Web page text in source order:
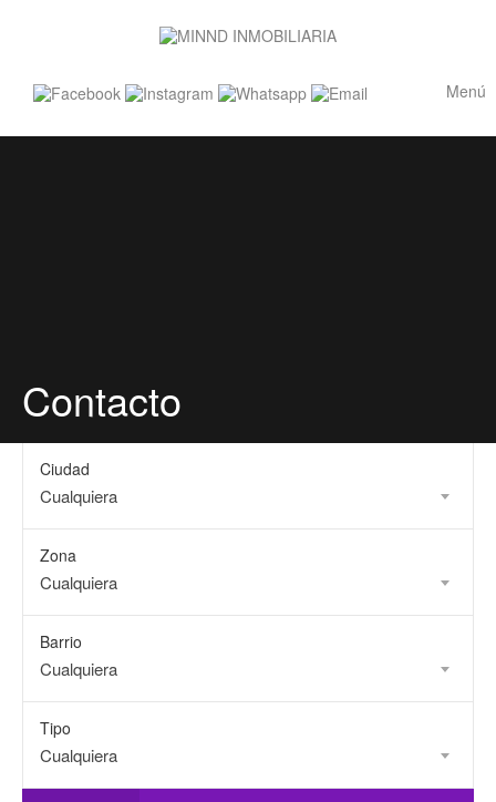
Menú
Contacto
Ciudad
Cualquiera
Zona
Cualquiera
Barrio
Cualquiera
Tipo
Cualquiera